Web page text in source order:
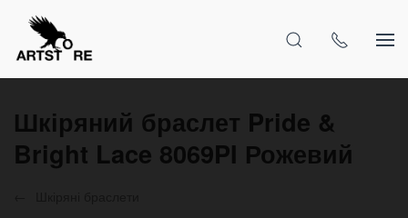
Шкіряний браслет Pride &
Bright Lace 8069PI Рожевий